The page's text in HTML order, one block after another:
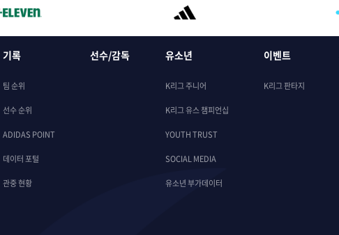
기록
팀 순위
선수 순위
ADIDAS POINT
데이터 포털
관중 현황
선수/감독 유소년
K리그 주니어
K리그 유스 챔피언십
YOUTH TRUST
SOCIAL MEDIA
유소년 부가데이터
이벤트
K리그 판타지